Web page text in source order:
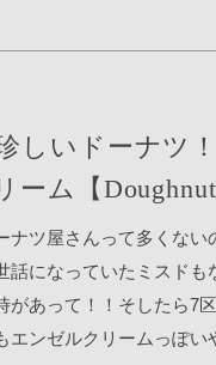
Than Ton,P Ben
phố Hồ Chí Minh
phố Hồ Chí Minh,
タントン店【1区・日本
phố Hồ Chí Minh,
暖暮 タオディエン店【2
2, Thành phố Hồ Chí
Thảo Điền, Quận 2,
しいドーナツ
ム【Doughnut
ナツ屋さんって多くない
話になっていたミスドも
があって！！そしたら7
エンゼルクリームっぽい